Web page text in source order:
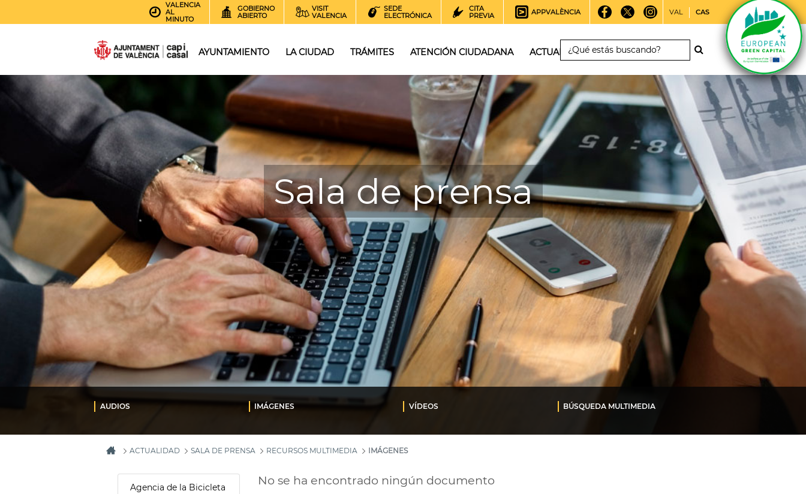
VALENCIA
AL
MINUTO
GOBIERNO
ABIERTO
VISIT
VALENCIA
SEDE
ELECTRÓNICA
CITA
PREVIA
APPVALÈNCIA VAL CAS
AYUNTAMIENTO LA CIUDAD TRÁMITES ATENCIÓN CIUDADANA ACTUALIDAD
Sala de prensa
AUDIOS IMÁGENES VÍDEOS BÚSQUEDA MULTIMEDIA
ACTUALIDAD SALA DE PRENSA RECURSOS MULTIMEDIA IMÁGENES
Agencia de la Bicicleta No se ha encontrado ningún documento